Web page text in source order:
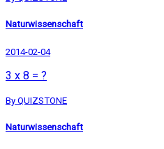
Naturwissenschaft
2014-02-04
3 x 8 = ?
By QUIZSTONE
Naturwissenschaft